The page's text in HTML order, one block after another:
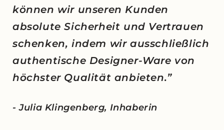
können wir unseren Kunden
absolute Sicherheit und Vertrauen
schenken, indem wir ausschließlich
authentische Designer-Ware von
höchster Qualität anbieten.”
- Julia Klingenberg, Inhaberin